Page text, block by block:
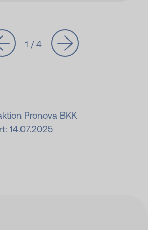
1 / 4
Pronova BKK
14.07.2025